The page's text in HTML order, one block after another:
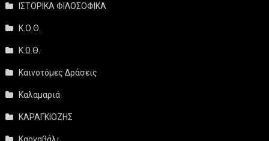
ΙΣΤΟΡΙΚΑ ΦΙΛΟΣΟΦΙΚΑ
Κ.Ο.Θ.
Κ.Ω.Θ.
Καινοτόμες Δράσεις
Καλαμαριά
ΚΑΡΑΓΚΙΟΖΗΣ
Καρναβάλι